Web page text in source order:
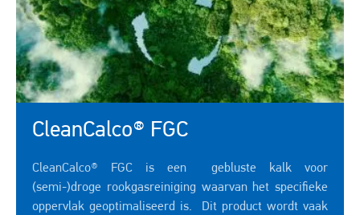
CleanCalco® FGC
CleanCalco® FGC is een gebluste kalk voor
(semi-)droge rookgasreiniging waarvan het specifieke
oppervlak geoptimaliseerd is. Dit product wordt vaak